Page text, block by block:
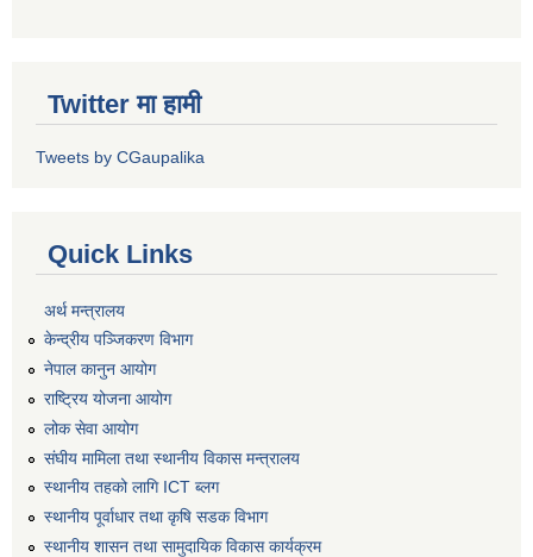
Twitter मा हामी
Tweets by CGaupalika
Quick Links
अर्थ मन्त्रालय
केन्द्रीय पञ्जिकरण विभाग
नेपाल कानुन आयोग
राष्ट्रिय योजना आयोग
लोक सेवा आयोग
संघीय मामिला तथा स्थानीय विकास मन्त्रालय
स्थानीय तहको लागि ICT ब्लग
स्थानीय पूर्वाधार तथा कृषि सडक विभाग
स्थानीय शासन तथा सामुदायिक विकास कार्यक्रम